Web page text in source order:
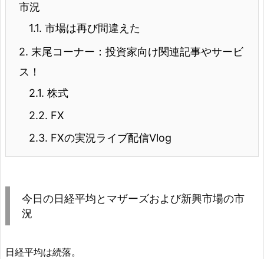
市況
1.1. 市場は再び間違えた
2. 末尾コーナー：投資家向け関連記事やサービ
ス！
2.1. 株式
2.2. FX
2.3. FXの実況ライブ配信Vlog
今日の日経平均とマザーズおよび新興市場の市
況
日経平均は続落。